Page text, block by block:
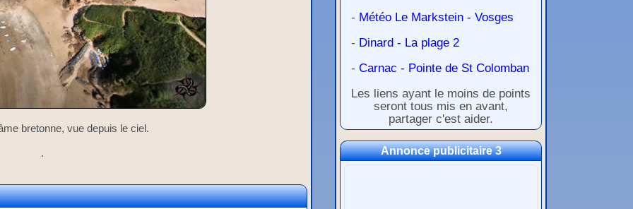
bretonne, vue depuis le ciel.
.
- Météo Le Markstein - Vosges
- Dinard - La plage 2
- Carnac - Pointe de St Colomban
Les liens ayant le moins de points
seront tous mis en avant,
partager c'est aider.
Annonce publicitaire 3